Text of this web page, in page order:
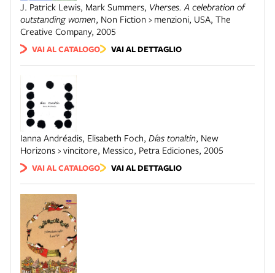
J. Patrick Lewis, Mark Summers, Vherses. A celebration of
outstanding women, Non Fiction › menzioni, USA, The
Creative Company, 2005
VAI AL CATALOGO VAI AL DETTAGLIO
Ianna Andréadis, Elisabeth Foch, Días tonaltin, New
Horizons › vincitore, Messico, Petra Ediciones, 2005
VAI AL CATALOGO VAI AL DETTAGLIO